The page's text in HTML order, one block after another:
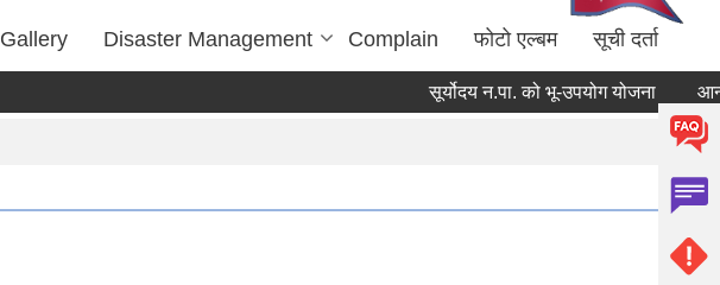
Gallery Disaster Management Complain फोटो एल्बम सूची दर्ता
सूर्योदय न.पा. को भू-उपयोग योजना आन्तरिक